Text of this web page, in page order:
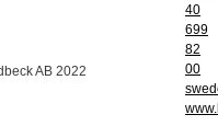
AB 2022
40
699
82
00